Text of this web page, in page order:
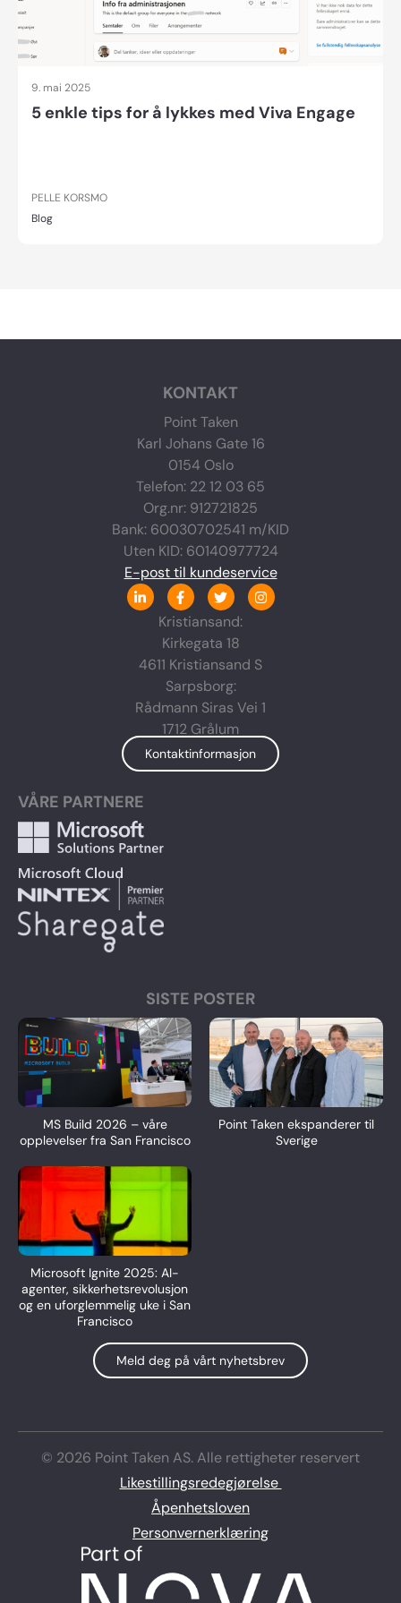
9. mai 2025
5 enkle tips for å lykkes med Viva Engage
PELLE KORSMO
Blog
KONTAKT
Point Taken
Karl Johans Gate 16
0154 Oslo
Telefon: 22 12 03 65
Org.nr: 912721825
Bank: 60030702541 m/KID
Uten KID: 60140977724
E-post til kundeservice
L
i
n
d
i
i
F
a
c
e
b
o
o
k
-
f
T
w
i
t
t
r
I
n
s
g
r
Kristiansand:
Kirkegata 18
4611 Kristiansand S
Sarpsborg:
Rådmann Siras Vei 1
1712 Grålum
Kontaktinformasjon
VÅRE PARTNERE
SISTE POSTER
MS Build 2026 – våre
opplevelser fra San Francisco
Point Taken ekspanderer til
Sverige
Microsoft Ignite 2025: AI-
agenter, sikkerhetsrevolusjon
og en uforglemmelig uke i San
Francisco
Meld deg på vårt nyhetsbrev
© 2026 Point Taken AS. Alle rettigheter reservert
Likestillingsredegjørelse
Åpenhetsloven
Personvernerklæring